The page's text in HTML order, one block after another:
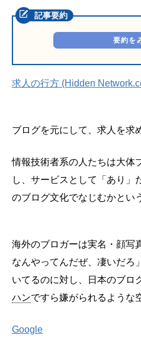
要約を
求人の行方 (Hidden
ブログを元にして、求人を求
情報技術者系の人たちは大体
し、サービスとして「あり」
のブログ文化でなじむかとい
海外のブロガーは実名・顔写
なんやってんだぜ、凄いだろ
いてるのに対し、日本のブロ
ハンですら嫌がられるような
Google